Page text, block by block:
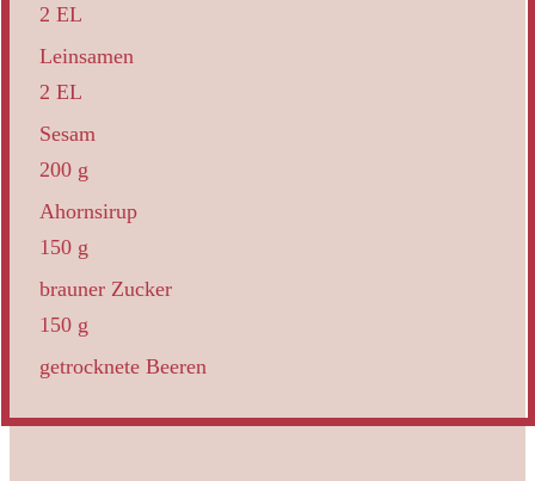
2 EL
Leinsamen
2 EL
Sesam
200 g
Ahornsirup
150 g
brauner Zucker
150 g
getrocknete Beeren